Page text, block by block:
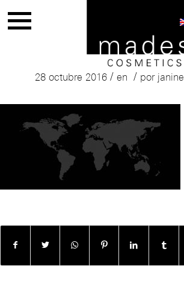
basisbanner-
28 octubre 2016 / en / por